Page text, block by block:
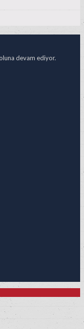
devam ediyor.